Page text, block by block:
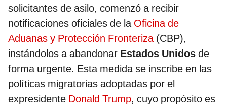
solicitantes de asilo, comenzó a recibir
notificaciones oficiales de la Oficina de
Aduanas y Protección Fronteriza(CBP),
instándolos a abandonar Estados Unidos de
forma urgente. Esta medida se inscribe en las
políticas migratorias adoptadas por el
expresidente Donald Trump, cuyo propósito es